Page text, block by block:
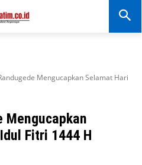
SEPUTAR JATIM
Portal Informasi Dan
Mengucapkan Selamat Hari
Mengucapkan
Fitri 1444 H